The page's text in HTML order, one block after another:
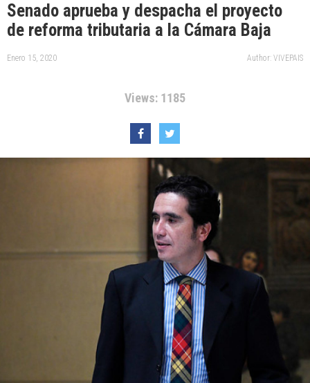
Senado aprueba y despacha el proyecto
de reforma tributaria a la Cámara Baja
Enero 15, 2020 Author: VIVEPAIS
Views: 1185